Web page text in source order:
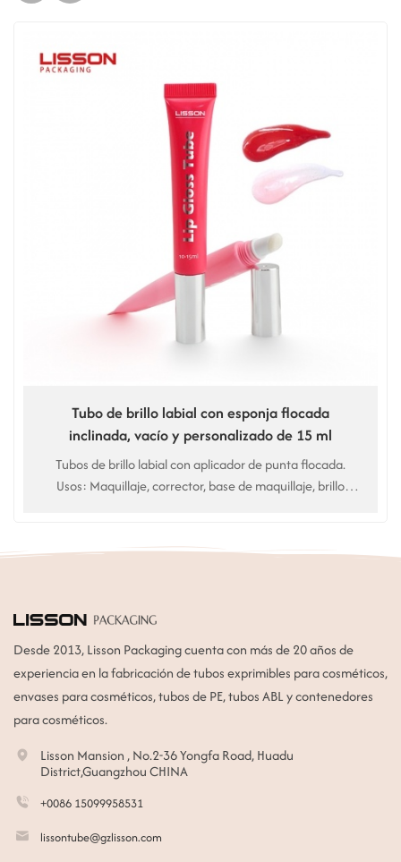
Tubo de brillo labial con esponja flocada
inclinada, vacío y personalizado de 15 ml
Tubos de brillo labial con aplicador de punta flocada.
Usos: Maquillaje, corrector, base de maquillaje, brillo
Desde 2013, Lisson Packaging cuenta con más de 20 años de
experiencia en la fabricación de tubos exprimibles para cosméticos,
envases para cosméticos, tubos de PE, tubos ABL y contenedores
para cosméticos.
Lisson Mansion , No.2-36 Yongfa Road, Huadu
District,Guangzhou CHINA
+0086 15099958531
lissontube@gzlisson.com